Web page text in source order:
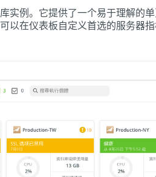
实例。它提供了一个易于理解的
以在仪表板自定义首选的服务器